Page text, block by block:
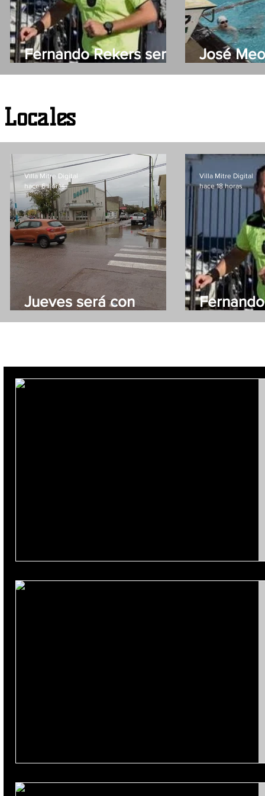
Fernando Rekers será
el árbitro de Villa Mitre
José
primer
Locales
Jueves será con
lluvias
Villa Mitre Digital
hace 6 horas
Fernando
el árbitro
Villa Mitre Digital
hace 18 horas